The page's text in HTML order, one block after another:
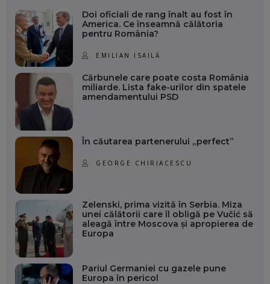
Doi oficiali de rang înalt au fost în
America. Ce înseamnă călătoria
pentru România?
EMILIAN ISAILĂ
Cărbunele care poate costa România
miliarde. Lista fake-urilor din spatele
amendamentului PSD
În căutarea partenerului „perfect”
GEORGE CHIRIACESCU
Zelenski, prima vizită în Serbia. Miza
unei călătorii care îl obligă pe Vučić să
aleagă între Moscova și apropierea de
Europa
Pariul Germaniei cu gazele pune
Europa în pericol